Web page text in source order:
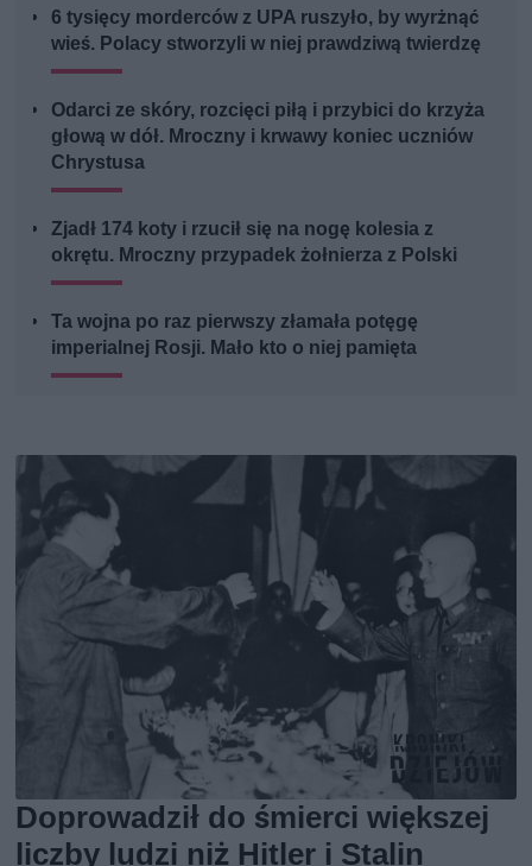
6 tysięcy morderców z UPA ruszyło, by wyrżnąć
wieś. Polacy stworzyli w niej prawdziwą twierdzę
Odarci ze skóry, rozcięci piłą i przybici do krzyża
głową w dół. Mroczny i krwawy koniec uczniów
Chrystusa
Zjadł 174 koty i rzucił się na nogę kolesia z
okrętu. Mroczny przypadek żołnierza z Polski
Ta wojna po raz pierwszy złamała potęgę
imperialnej Rosji. Mało kto o niej pamięta
Doprowadził do śmierci większej
liczby ludzi niż Hitler i Stalin